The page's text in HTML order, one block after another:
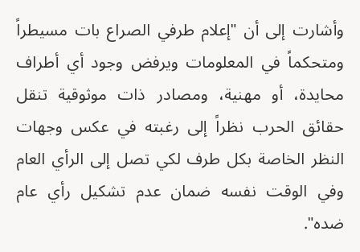
وأشارت إلى أن "إعلام طرفي الصراع بات مسيطراً
ومتحكماً في المعلومات ويرفض وجود أي أطراف
محايدة، أو مهنية، ومصادر ذات موثوقية تنقل
حقائق الحرب نظراً إلى رغبته في عكس وجهات
النظر الخاصة بكل طرف لكي تصل إلى الرأي العام
وفي الوقت نفسه ضمان عدم تشكيل رأي عام
ضده".